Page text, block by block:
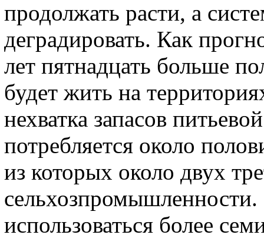
продолжать расти, а
деградировать. Как
лет пятнадцать больше
будет жить на
нехватка запасов
потребляется около
из которых около двух
использоваться более